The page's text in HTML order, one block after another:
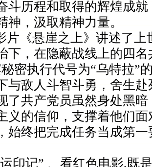
斗历程和取得的辉煌成
神，汲取精神力量。
《悬崖之上》讲述了上
下，在隐蔽战线上的四
密执行代号为“乌特拉”
与敌人斗智斗勇，舍生
了共产党员虽然身处黑
义的信仰，支撑着他们
始终把完成任务当成第
记” 、看红色电影,既